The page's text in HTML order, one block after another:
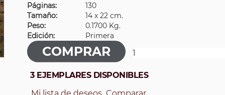
Páginas:
130
Tamaño:
14 x 22 cm.
Peso:
0.1700 Kg.
Edición:
Primera
3 EJEMPLARES DISPONIBLES